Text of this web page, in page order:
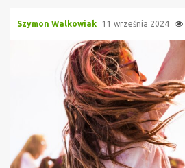
Szymon Walkowiak 11 września 2024